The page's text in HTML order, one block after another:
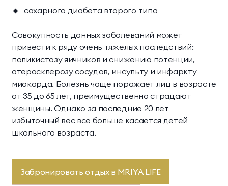
сахарного диабета второго типа
Совокупность данных заболеваний может
привести к ряду очень тяжелых последствий:
поликистозу яичников и снижению потенции,
атеросклерозу сосудов, инсульту и инфаркту
миокарда. Болезнь чаще поражает лиц в возрасте
от 35 до 65 лет, преимущественно страдают
женщины. Однако за последние 20 лет
избыточный вес все больше касается детей
школьного возраста.
Забронировать отдых в MRIYA LIFE
Инфузионные
Экспресс-программы
Пентхаус
Апартаменты
Апартаменты «Имение
Сёгуна»
SPA-апартаменты
Виллы
Контакты
МЕССЕНДЖЕРЫ И СОЦ. СЕТИ